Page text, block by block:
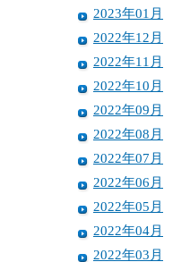
2023年01月
2022年12月
2022年11月
2022年10月
2022年09月
2022年08月
2022年07月
2022年06月
2022年05月
2022年04月
2022年03月